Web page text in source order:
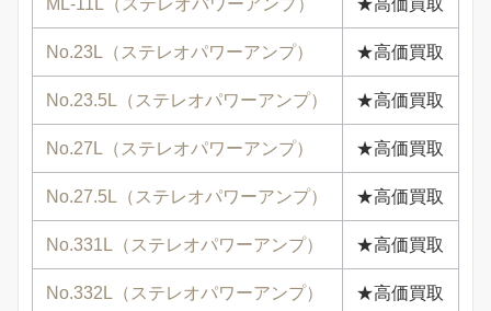
ML-11L（ステレオパワーアンプ） ★高価買取
No.23L（ステレオパワーアンプ） ★高価買取
No.23.5L（ステレオパワーアンプ） ★高価買取
No.27L（ステレオパワーアンプ） ★高価買取
No.27.5L（ステレオパワーアンプ） ★高価買取
No.331L（ステレオパワーアンプ） ★高価買取
No.332L（ステレオパワーアンプ） ★高価買取